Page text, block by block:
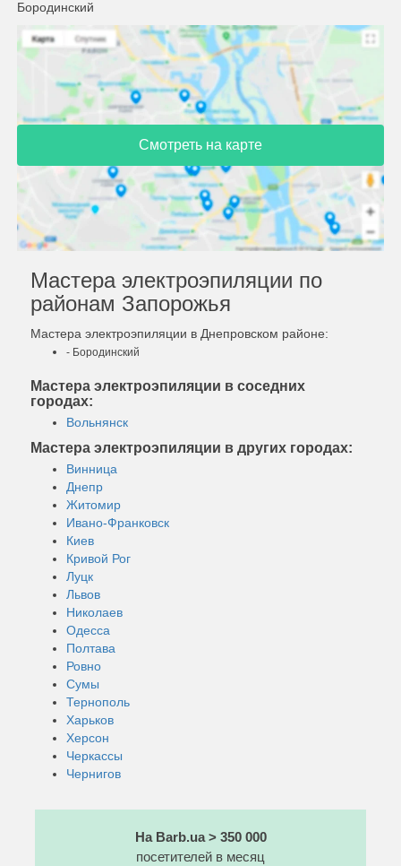
Бородинский
Смотреть на карте
Мастера электроэпиляции по
районам Запорожья
Мастера электроэпиляции в Днепровском районе:
- Бородинский
Мастера электроэпиляции в соседних
городах:
Вольнянск
Мастера электроэпиляции в других городах:
Винница
Днепр
Житомир
Ивано-Франковск
Киев
Кривой Рог
Луцк
Львов
Николаев
Одесса
Полтава
Ровно
Сумы
Тернополь
Харьков
Херсон
Черкассы
Чернигов
На Barb.ua > 350 000
посетителей в месяц